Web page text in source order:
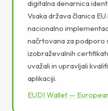
digitalna denarnica
Vsaka država članica
nacionalno
načrtovana za podporo
izobraževalnih
uvažali in upravljali
aplikaciji.
EUDI Wallet —